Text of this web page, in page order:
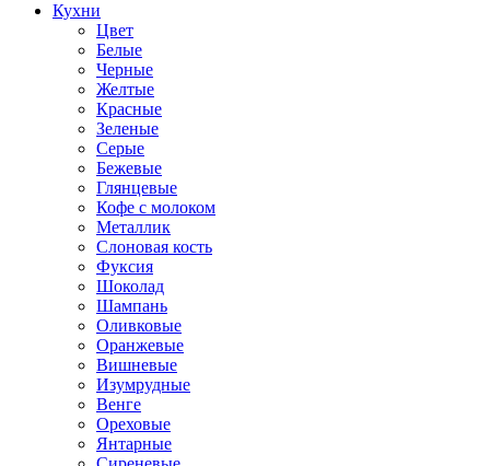
Кухни
Цвет
Белые
Черные
Желтые
Красные
Зеленые
Серые
Бежевые
Глянцевые
Кофе с молоком
Металлик
Слоновая кость
Фуксия
Шоколад
Шампань
Оливковые
Оранжевые
Вишневые
Изумрудные
Венге
Ореховые
Янтарные